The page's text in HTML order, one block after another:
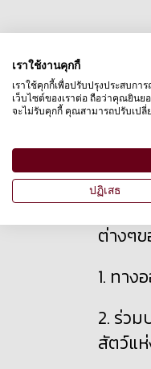
นายสั
แปซิฟิ
เดือ
สัตว์อี
ต่างๆข
1. ทาง
2. ร่ว
สัตว์แ
เราใช้งานคุกกี้
เราใช้คุกกี้เพื่อปรับปรุงประสบก
เว็บไซต์ของเราต่อ ถือว่าคุณยิน
จะไม่รับคุกกี้ คุณสามารถปรับเปลี่
ปฏิเสธ